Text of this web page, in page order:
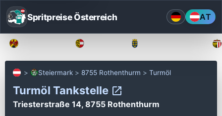
Spritpreise Österreich AT
Steiermark 8755 Rothenthurm Turmöl
Turmöl Tankstelle
Triesterstraße 14, 8755 Rothenthurm